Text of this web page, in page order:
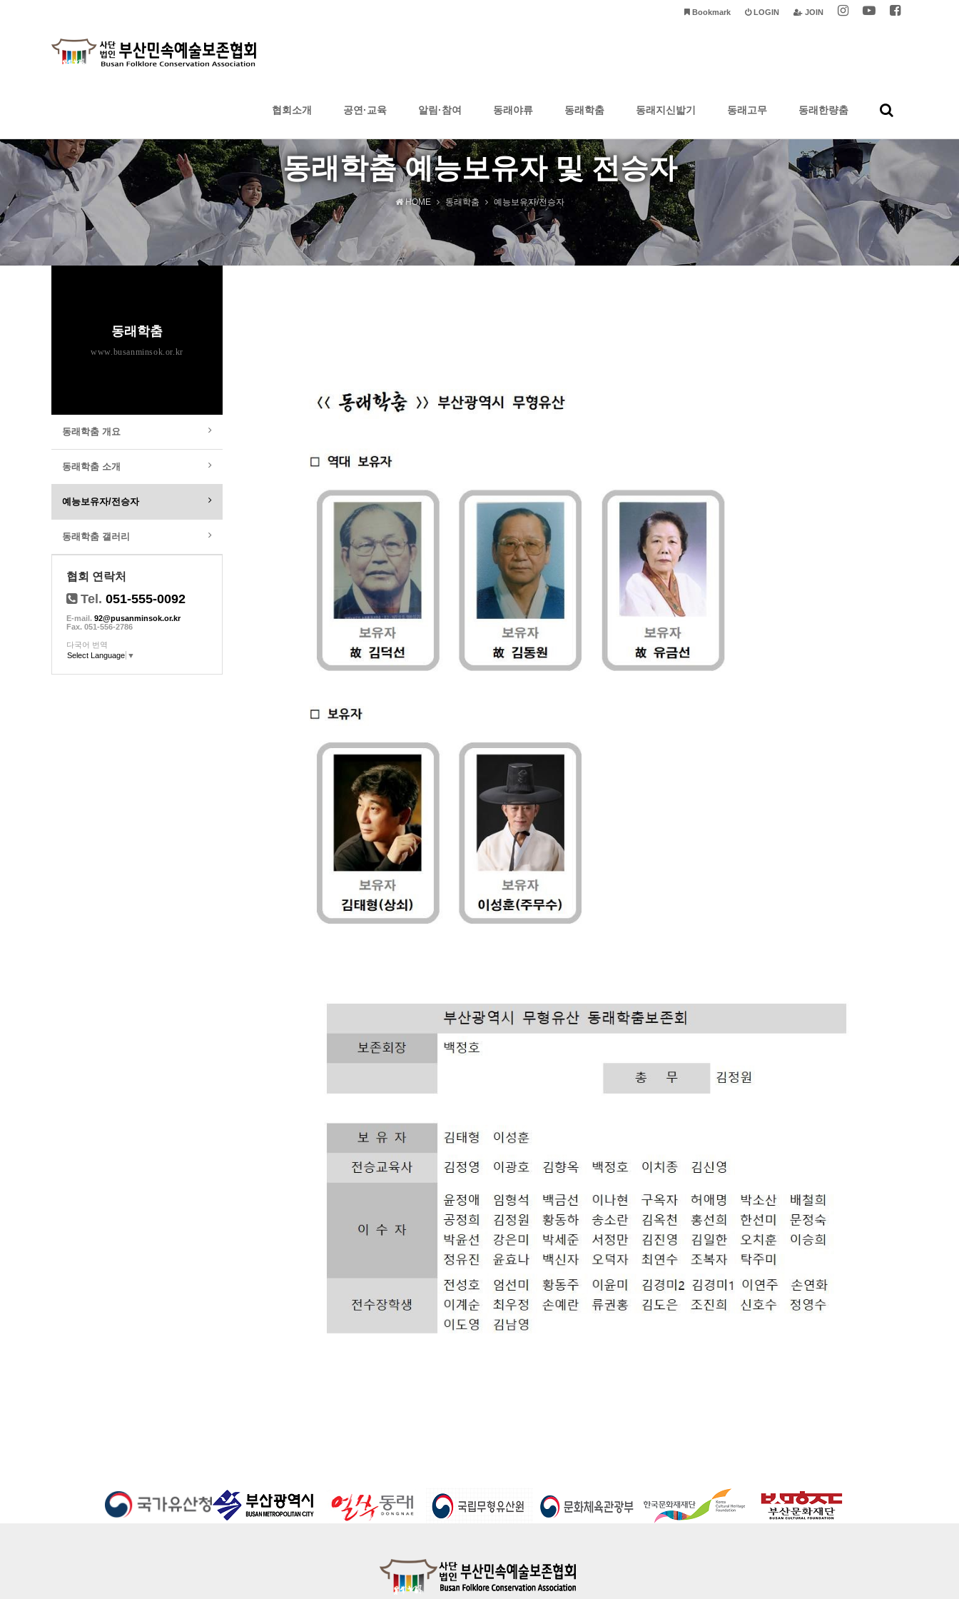
JOIN
LOGIN
Bookmark
협회소개 공연·교육 알림·참여 동래야류 동래학춤 동래지신밟기 동래고무 동래한량춤
동래학춤 예능보유자 및 전승자
HOME 동래학춤 예능보유자/전승자
동래학춤
www.busanminsok.or.kr
동래학춤 개요
동래학춤 소개
예능보유자/전승자
동래학춤 갤러리
협회 연락처
Tel. 051-555-0092
E-mail. 92@pusanminsok.or.kr
Fax. 051-556-2786
다국어 번역
Select Language ▼